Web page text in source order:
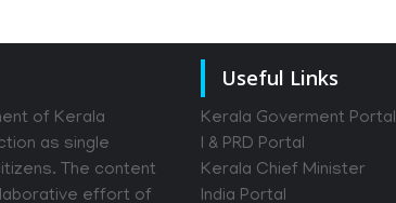
of Kerala
as single
The content
effort of
Useful Links
Kerala Goverment Portal
I & PRD Portal
Kerala Chief Minister
India Portal